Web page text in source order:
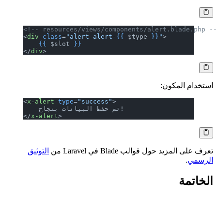
<!-- resources/views/components/alert.blade.php
< div class= "alert alert- {{ $type }}"
    {{
$slot }}
</ div
استخدام المكون:
< x-alert type= "success"
</ x-alert
تعرف على المزيد حول قوالب Blade في Laravel من
التوثيق
الرسمي
الخاتمة